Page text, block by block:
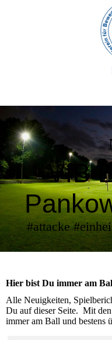
VfB
#attacke
Hier bist Du immer am
Alle Neuigkeiten,
Du auf dieser Seite. Mit
immer am Ball und bestens